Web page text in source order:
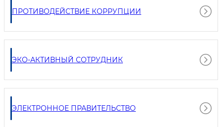
ПРОТИВОДЕЙСТВИЕ КОРРУПЦИИ
ЭКО-АКТИВНЫЙ СОТРУДНИК
ЭЛЕКТРОННОЕ ПРАВИТЕЛЬСТВО